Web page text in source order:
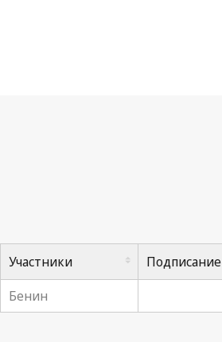
Участники Подписание
Бенин